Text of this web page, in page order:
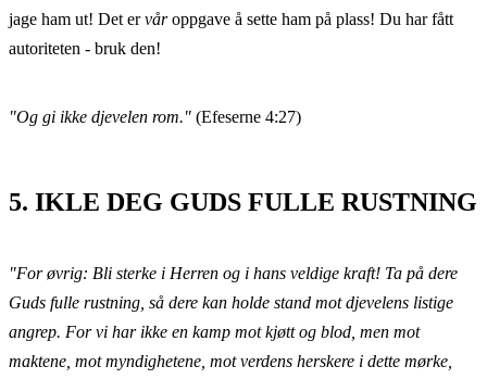
jage ham ut! Det ervåroppgave å sette ham på plass! Du har fått
autoriteten - bruk den!
"Og gi ikke djevelen rom." (Efeserne 4:27)
5. IKLE DEG GUDS FULLE RUSTNING
"For øvrig: Bli sterke i Herren og i hans veldige kraft! Ta på dere
Guds fulle rustning, så dere kan holde stand mot djevelens listige
angrep. For vi har ikke en kamp mot kjøtt og blod, men mot
maktene, mot myndighetene, mot verdens herskere i dette mørke,